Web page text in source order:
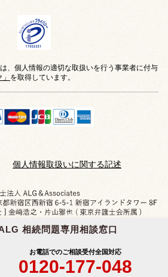
相続問題専用相談窓口
お電話でのご相談受付全国対応
0120-177-048
、個人情報の適切な取扱いを行う事業者に付与
を取得しています。
個人情報取扱いに関する記述
2026 相続問題のご相談なら
All Rights Reserved.